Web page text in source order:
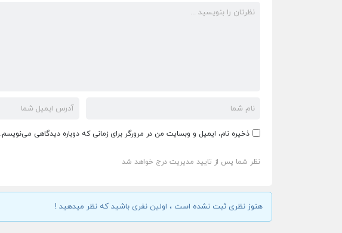
ذخیره نام، ایمیل و وبسایت من در مرورگر برای زمانی که دوباره دیدگاهی می‌نویسم.
نظر شما پس از تایید مدیریت درج خواهد شد
هنوز نظری ثبت نشده است ، اولین نفری باشید که نظر میدهید !